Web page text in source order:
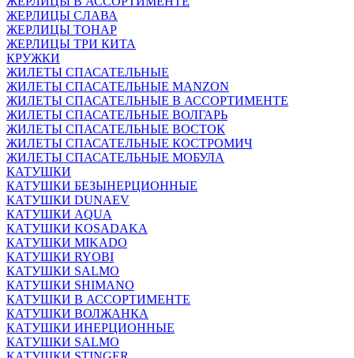
ЖЕРЛИЦЫ СЛАВА
ЖЕРЛИЦЫ ТОНАР
ЖЕРЛИЦЫ ТРИ КИТА
КРУЖКИ
ЖИЛЕТЫ СПАСАТЕЛЬНЫЕ
ЖИЛЕТЫ СПАСАТЕЛЬНЫЕ MANZON
ЖИЛЕТЫ СПАСАТЕЛЬНЫЕ В АССОРТИМЕНТЕ
ЖИЛЕТЫ СПАСАТЕЛЬНЫЕ ВОЛГАРЬ
ЖИЛЕТЫ СПАСАТЕЛЬНЫЕ ВОСТОК
ЖИЛЕТЫ СПАСАТЕЛЬНЫЕ КОСТРОМИЧ
ЖИЛЕТЫ СПАСАТЕЛЬНЫЕ МОБУЛА
КАТУШКИ
КАТУШКИ БЕЗЫНЕРЦИОННЫЕ
КАТУШКИ DUNAEV
КАТУШКИ AQUA
КАТУШКИ KOSADAKA
КАТУШКИ MIKADO
КАТУШКИ RYOBI
КАТУШКИ SALMO
КАТУШКИ SHIMANO
КАТУШКИ В АССОРТИМЕНТЕ
КАТУШКИ ВОЛЖАНКА
КАТУШКИ ИНЕРЦИОННЫЕ
КАТУШКИ SALMO